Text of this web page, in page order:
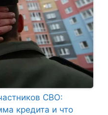
СВО:
кредита и что